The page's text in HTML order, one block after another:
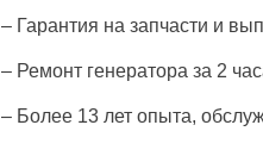
– Гарантия на запчасти и
– Ремонт генератора за 2
– Более 13 лет опыта,